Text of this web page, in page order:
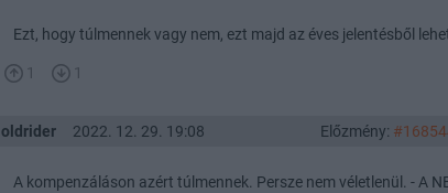
Ezt, hogy túlmennek vagy nem, ezt majd az éves jelentésből
1 1
oldrider 2022. 12. 29. 19:08 Előzmény:
A kompenzáláson azért túlmennek. Persze nem véletlenül. - A